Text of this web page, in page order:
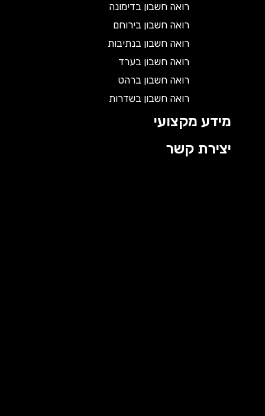
רואה חשבון בדימונה
רואה חשבון בירוחם
רואה חשבון בנתיבות
רואה חשבון בערד
רואה חשבון ברהט
רואה חשבון בשדרות
מידע מקצועי
יצירת קשר